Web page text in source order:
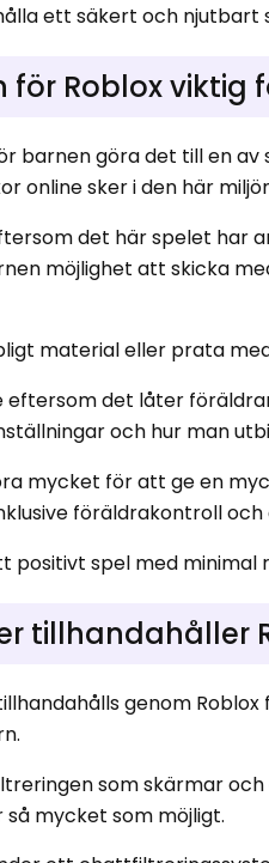
ett säkert och njutbart
Roblox viktig
barnen göra det till en
online sker i den här
det här spelet har
möjlighet att skicka
material eller prata
eftersom det låter
och hur man
mycket för att ge en
föräldrakontroll och
positivt spel med minimal
tillhandahåller
genom
som skärmar
mycket som möjligt.